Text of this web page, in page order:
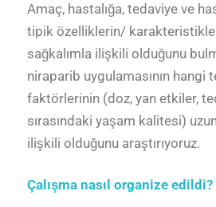
Amaç, hastalığa, tedaviye ve
tipik özelliklerin/
sağkalımla ilişkili olduğunu
niraparib uygulamasının hangi
faktörlerinin (doz, yan etkiler,
sırasındaki yaşam kalitesi)
ilişkili olduğunu araştırıyoruz.
Çalışma nasıl organize edildi?